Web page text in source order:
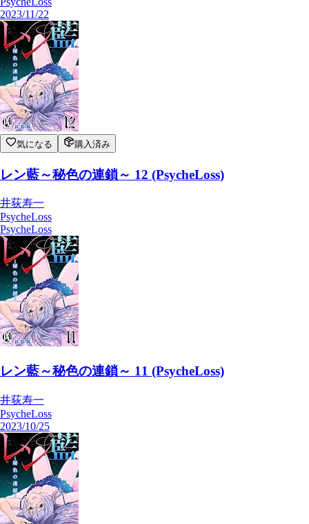
PsycheLoss
PsycheLoss
PsycheLoss
2023/11/22
気になる 購入済み
レン藍～秘色の連鎖～ 12 (PsycheLoss)
井荻寿一
PsycheLoss
PsycheLoss